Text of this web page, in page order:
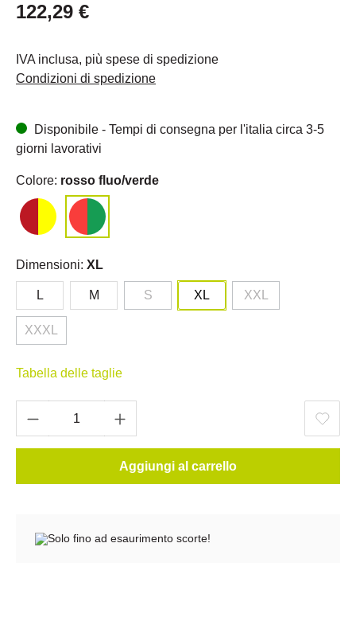
122,29 €
IVA inclusa, più spese di spedizione
Condizioni di spedizione
Disponibile - Tempi di consegna per l'italia circa 3-5
giorni lavorativi
Colore: rosso fluo/verde
Dimensioni: XL
L M S XL XXL
XXXL
Tabella delle taglie
Aggiungi al carrello
Solo fino ad esaurimento scorte!